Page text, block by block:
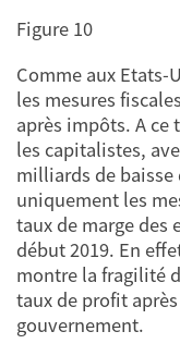
Figure 10
Comme aux
les mesures
après impôts. A ce
les capitalistes,
milliards de
uniquement les
taux de marge des
début 2019. En
montre la fragilité
taux de profit
gouvernement.